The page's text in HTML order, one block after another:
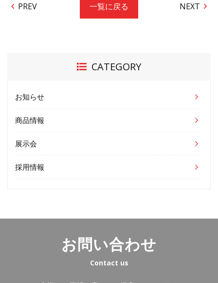
PREV 一覧に戻る NEXT
CATEGORY
お知らせ
商品情報
展示会
採用情報
お問い合わせ
Contact us